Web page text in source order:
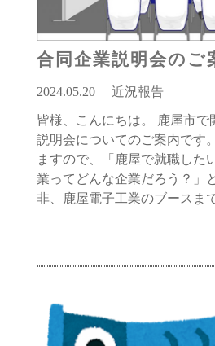
合同企業説明会のご
2024.05.20 近況報告
皆様、こんにちは。 鹿屋市で
説明会についてのご案内です
ますので、「鹿屋で就職した
業ってどんな企業だろう？」
非、鹿屋電子工業のブースま